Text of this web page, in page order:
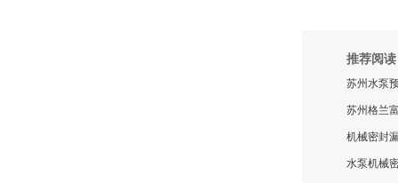
推荐阅读
苏州水泵
苏州格兰
机械密封
水泵机械